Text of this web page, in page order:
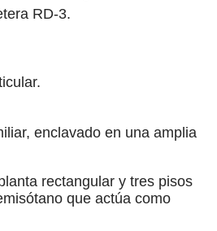
RD-3.
enclavado en una amplia
rectangular y tres pisos
que actúa como